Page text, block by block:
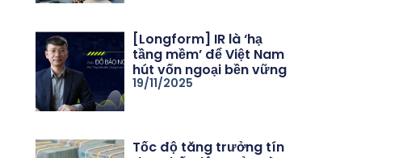
[Longform] IR là ‘hạ
tầng mềm’ để Việt Nam
hút vốn ngoại bền vững
19/11/2025
Tốc độ tăng trưởng tín